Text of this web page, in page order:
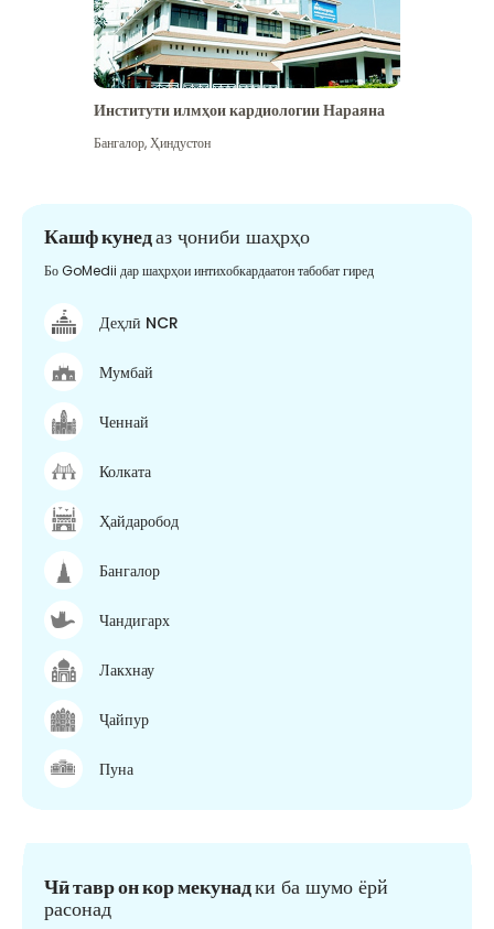
Институти илмҳои кардиологии Нараяна
Бангалор,Ҳиндустон
Кашф кунедаз ҷониби шаҳрҳо
Бо GoMedii дар шаҳрҳои интихобкардаатон табобат гиред
Деҳлӣ NCR
Мумбай
Ченнай
Колката
Ҳайдаробод
Бангалор
Чандигарх
Лакхнау
Ҷайпур
Пуна
Чӣ тавр он кор мекунадки ба шумо ёрй
расонад